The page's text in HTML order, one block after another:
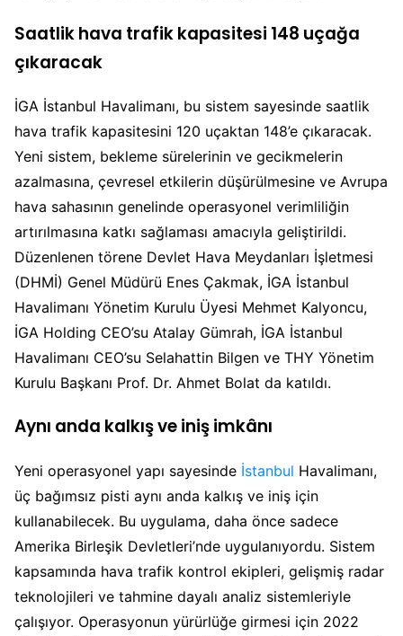
Saatlik hava trafik kapasitesi 148 uçağa
çıkaracak
İGA İstanbul Havalimanı, bu sistem sayesinde saatlik
hava trafik kapasitesini 120 uçaktan 148’e çıkaracak.
Yeni sistem, bekleme sürelerinin ve gecikmelerin
azalmasına, çevresel etkilerin düşürülmesine ve Avrupa
hava sahasının genelinde operasyonel verimliliğin
artırılmasına katkı sağlaması amacıyla geliştirildi.
Düzenlenen törene Devlet Hava Meydanları İşletmesi
(DHMİ) Genel Müdürü Enes Çakmak, İGA İstanbul
Havalimanı Yönetim Kurulu Üyesi Mehmet Kalyoncu,
İGA Holding CEO’su Atalay Gümrah, İGA İstanbul
Havalimanı CEO’su Selahattin Bilgen ve THY Yönetim
Kurulu Başkanı Prof. Dr. Ahmet Bolat da katıldı.
Aynı anda kalkış ve iniş imkânı
Yeni operasyonel yapı sayesinde İstanbul Havalimanı,
üç bağımsız pisti aynı anda kalkış ve iniş için
kullanabilecek. Bu uygulama, daha önce sadece
Amerika Birleşik Devletleri’nde uygulanıyordu. Sistem
kapsamında hava trafik kontrol ekipleri, gelişmiş radar
teknolojileri ve tahmine dayalı analiz sistemleriyle
çalışıyor. Operasyonun yürürlüğe girmesi için 2022